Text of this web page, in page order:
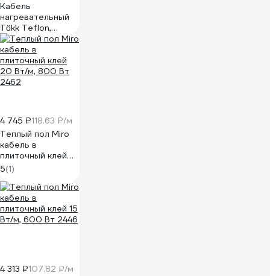
Кабель
нагревательный
Tökk Teflon,
двухжильный, 20
Вт/м, 700 Вт (35
м.п.)
КабTokk_TF_35мп
4 745 ₽118.63 ₽/м
Теплый пол Miro
кабель в
плиточный клей
20 Вт/м, 800 Вт
2462
5(1)
4 313 ₽107.82 ₽/м